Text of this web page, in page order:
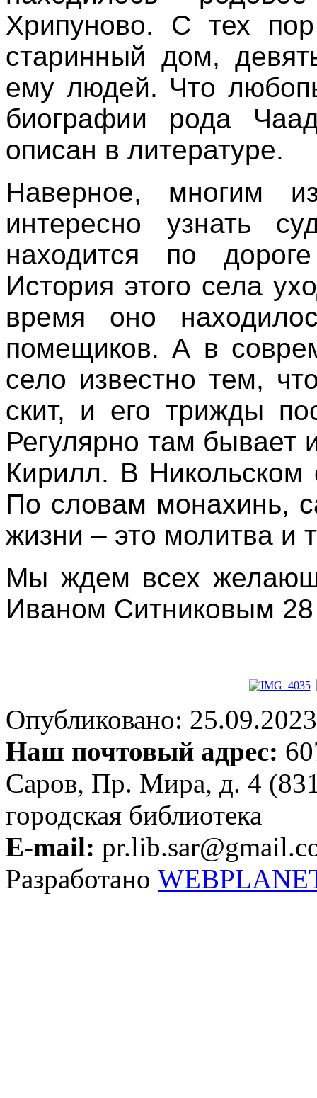
Хрипуново. С тех
старинный дом,
ему людей. Что
биографии рода
описан в литературе.
Наверное, многим
интересно узнать
находится по
История этого села
время оно
помещиков. А в
село известно тем,
скит, и его трижды
Регулярно там бывает
Кирилл. В
По словам монахинь,
жизни – это молитва и
Мы ждем всех
Иваном Ситниковым
Опубликовано:
Наш почтовый адрес:
Саров, Пр. Мира, д. 4
городская библиотека
E-mail:
Разработано